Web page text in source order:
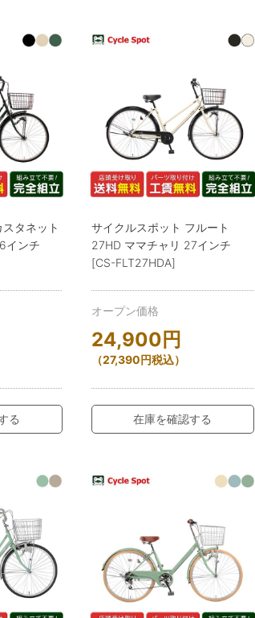
タネット
インチ
る
サイクルスポット フルート
27HD ママチャリ 27インチ
[CS-FLT27HDA]
オープン価格
24,900 円
（27,390円税込）
在庫を確認する